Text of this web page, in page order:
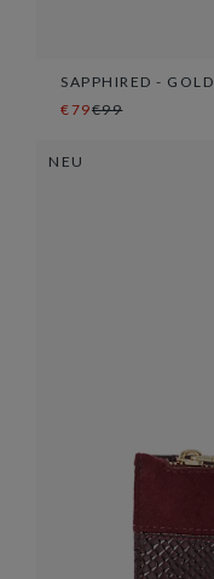
SAPPHIRED - GOLD
€79€99
NEU